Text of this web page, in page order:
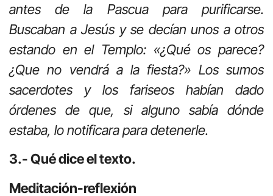
antes de la Pascua para purificarse.
Buscaban a Jesús y se decían unos a otros
estando en el Templo: «¿Qué os parece?
¿Que no vendrá a la fiesta?» Los sumos
sacerdotes y los fariseos habían dado
órdenes de que, si alguno sabía dónde
estaba, lo notificara para detenerle.
3.- Qué dice el texto.
Meditación-reflexión